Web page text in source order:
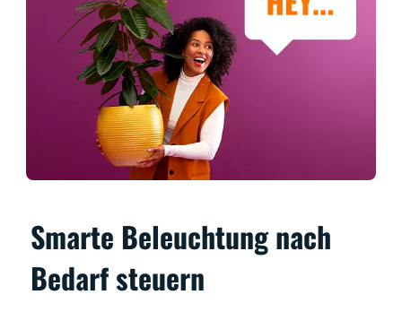
Smarte Beleuchtung nach
Bedarf steuern